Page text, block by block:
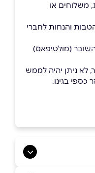
משלוחים או
והנחות לחברי
(מולטיפאס)
לא ניתן יהיה לממש
כספי בגינו.